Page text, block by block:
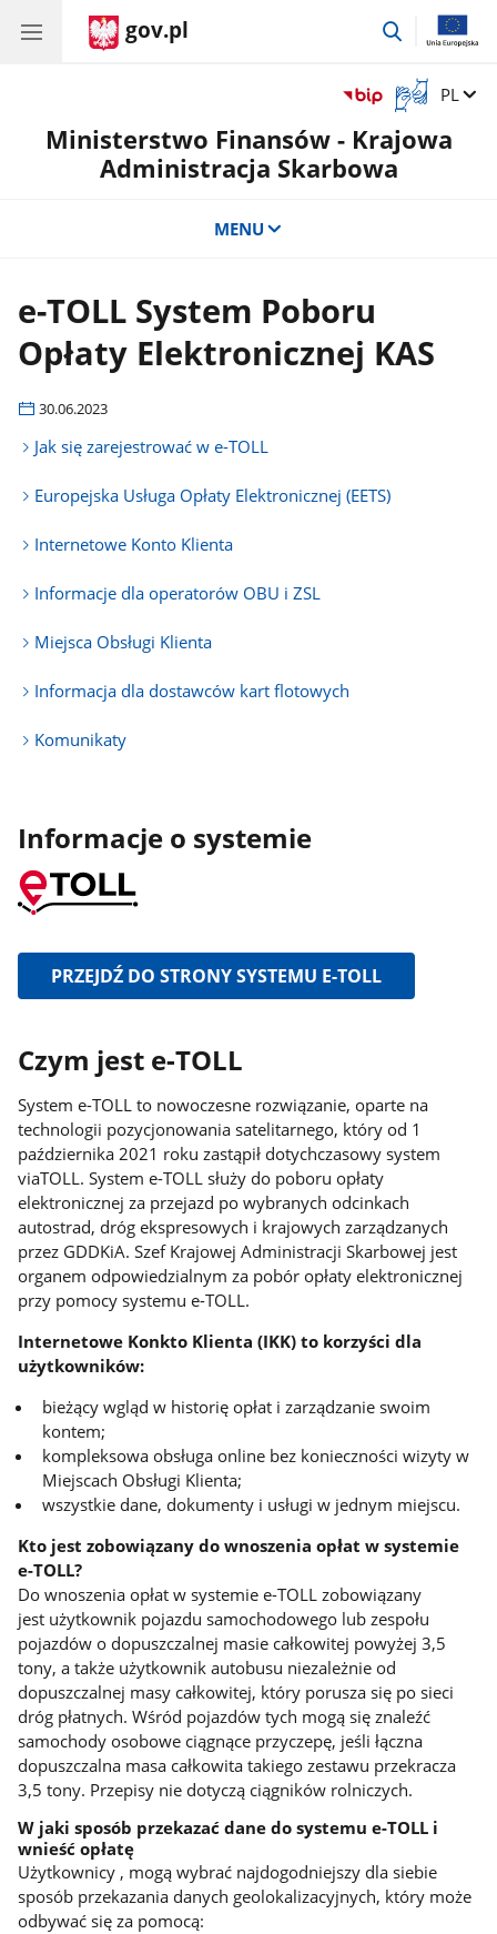
gov.pl
przejdź
Otwórz
okno
z
tłumaczem
Zmień
PL
Ministerstwo Finansów - Krajowa
Administracja Skarbowa
MENU
e-TOLL System Poboru
Opłaty Elektronicznej KAS
30.06.2023
Jak się zarejestrować w e-TOLL
Europejska Usługa Opłaty Elektronicznej (EETS)
Internetowe Konto Klienta
Informacje dla operatorów OBU i ZSL
Miejsca Obsługi Klienta
Informacja dla dostawców kart flotowych
Komunikaty
Informacje o systemie
PRZEJDŹ DO STRONY SYSTEMU E-TOLL
Czym jest e-TOLL
System e-TOLL to nowoczesne rozwiązanie, oparte na
technologii pozycjonowania satelitarnego, który od 1
października 2021 roku zastąpił dotychczasowy system
viaTOLL. System e-TOLL służy do poboru opłaty
elektronicznej za przejazd po wybranych odcinkach
autostrad, dróg ekspresowych i krajowych zarządzanych
przez GDDKiA. Szef Krajowej Administracji Skarbowej jest
organem odpowiedzialnym za pobór opłaty elektronicznej
przy pomocy systemu e-TOLL.
Internetowe Konkto Klienta (IKK) to korzyści dla
użytkowników:
bieżący wgląd w historię opłat i zarządzanie swoim
kontem;
kompleksowa obsługa online bez konieczności wizyty w
Miejscach Obsługi Klienta;
wszystkie dane, dokumenty i usługi w jednym miejscu.
Kto jest zobowiązany do wnoszenia opłat w systemie
e-TOLL?
Do wnoszenia opłat w systemie e-TOLL zobowiązany
jest użytkownik pojazdu samochodowego lub zespołu
pojazdów o dopuszczalnej masie całkowitej powyżej 3,5
tony, a także użytkownik autobusu niezależnie od
dopuszczalnej masy całkowitej, który porusza się po sieci
dróg płatnych. Wśród pojazdów tych mogą się znaleźć
samochody osobowe ciągnące przyczepę, jeśli łączna
dopuszczalna masa całkowita takiego zestawu przekracza
3,5 tony. Przepisy nie dotyczą ciągników rolniczych.
W jaki sposób przekazać dane do systemu e-TOLL i
wnieść opłatę
Użytkownicy , mogą wybrać najdogodniejszy dla siebie
sposób przekazania danych geolokalizacyjnych, który może
odbywać się za pomocą: